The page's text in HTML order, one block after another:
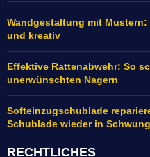
Wandgestaltung mit Mustern:
und kreativ
Effektive Rattenabwehr: So
unerwünschten Nagern
Softeinzugschublade
Schublade wieder in Schwung
RECHTLICHES